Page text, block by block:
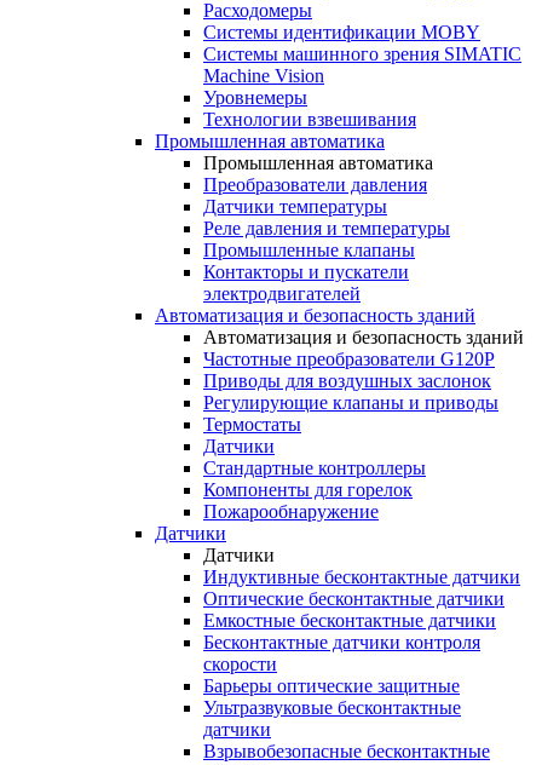
Расходомеры
Системы идентификации MOBY
Системы машинного зрения SIMATIC
Machine Vision
Уровнемеры
Технологии взвешивания
Промышленная автоматика
Промышленная автоматика
Преобразователи давления
Датчики температуры
Реле давления и температуры
Промышленные клапаны
Контакторы и пускатели
электродвигателей
Автоматизация и безопасность зданий
Автоматизация и безопасность зданий
Частотные преобразователи G120P
Приводы для воздушных заслонок
Регулирующие клапаны и приводы
Термостаты
Датчики
Стандартные контроллеры
Компоненты для горелок
Пожарообнаружение
Датчики
Датчики
Индуктивные бесконтактные датчики
Оптические бесконтактные датчики
Емкостные бесконтактные датчики
Бесконтактные датчики контроля
скорости
Барьеры оптические защитные
Ультразвуковые бесконтактные
датчики
Взрывобезопасные бесконтактные